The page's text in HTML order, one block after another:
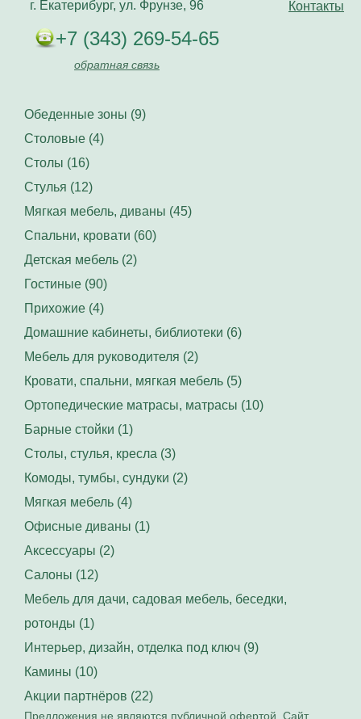
Контакты
г. Екатерибург, ул. Фрунзе, 96
+7 (343) 269-54-65
обратная связь
Обеденные зоны (9)
Столовые (4)
Столы (16)
Стулья (12)
Мягкая мебель, диваны (45)
Спальни, кровати (60)
Детская мебель (2)
Гостиные (90)
Прихожие (4)
Домашние кабинеты, библиотеки (6)
Мебель для руководителя (2)
Кровати, спальни, мягкая мебель (5)
Ортопедические матрасы, матрасы (10)
Барные стойки (1)
Столы, стулья, кресла (3)
Комоды, тумбы, сундуки (2)
Мягкая мебель (4)
Офисные диваны (1)
Аксессуары (2)
Салоны (12)
Мебель для дачи, садовая мебель, беседки,
ротонды (1)
Интерьер, дизайн, отделка под ключ (9)
Камины (10)
Акции партнёров (22)
Предложения не являются публичной офертой. Сайт